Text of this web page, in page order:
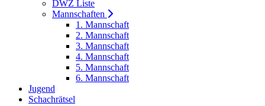
DWZ Liste
Mannschaften
1. Mannschaft
2. Mannschaft
3. Mannschaft
4. Mannschaft
5. Mannschaft
6. Mannschaft
Jugend
Schachrätsel